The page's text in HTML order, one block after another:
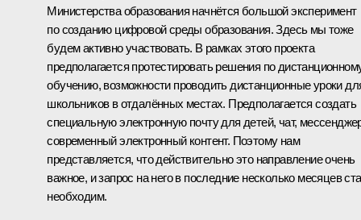
Министерства образования начнётся большой эксперимент
по созданию цифровой среды образования. Здесь мы тоже
будем активно участвовать. В рамках этого проекта
предполагается протестировать решения по
обучению, возможности проводить дистанционные уроки
школьников в отдалённых местах. Предполагается создать
специальную электронную почту для детей, чат,
современный электронный контент. Поэтому нам
представляется, что действительно это направление очень
важное, и запрос на него в последние несколько месяцев
необходим.